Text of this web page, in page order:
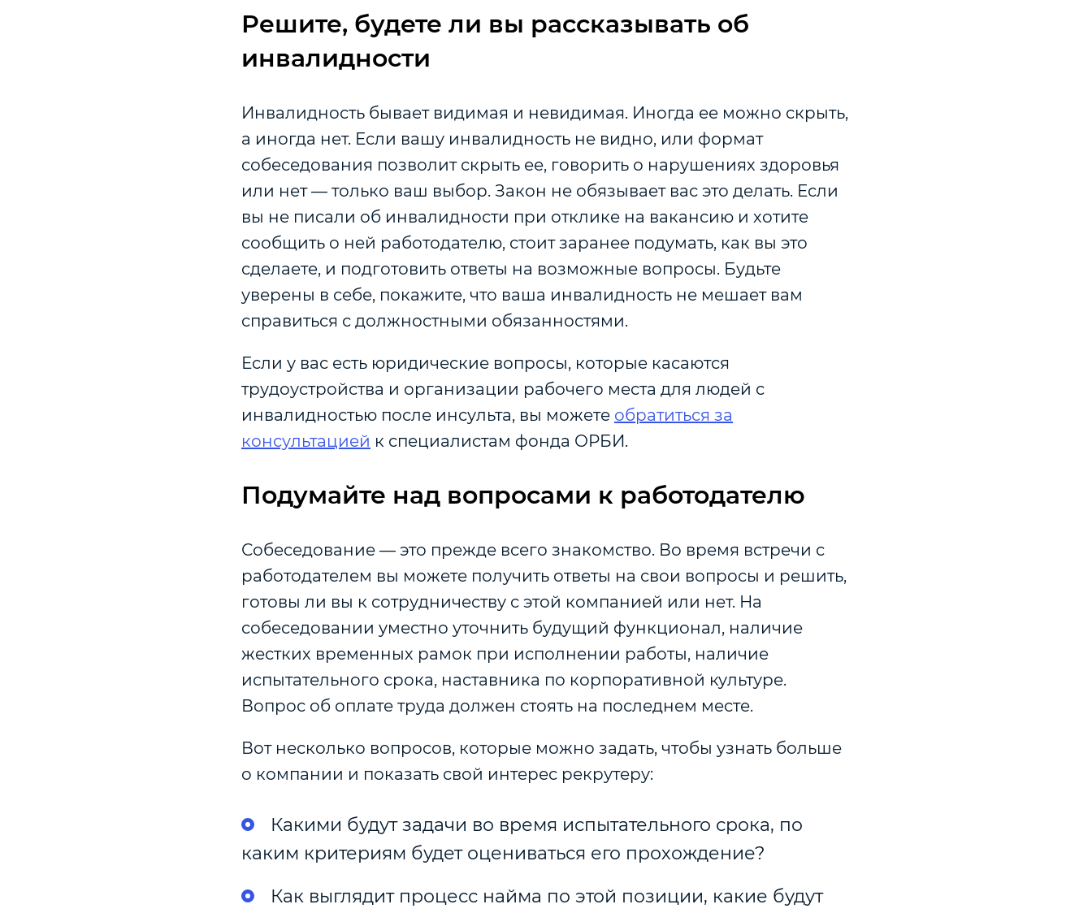
Решите, будете ли вы рассказывать об
инвалидности
Инвалидность бывает видимая и невидимая. Иногда ее можно скрыть,
а иногда нет. Если вашу инвалидность не видно, или формат
собеседования позволит скрыть ее, говорить о нарушениях здоровья
или нет — только ваш выбор. Закон не обязывает вас это делать. Если
вы не писали об инвалидности при отклике на вакансию и хотите
сообщить о ней работодателю, стоит заранее подумать, как вы это
сделаете, и подготовить ответы на возможные вопросы. Будьте
уверены в себе, покажите, что ваша инвалидность не мешает вам
справиться с должностными обязанностями.
Если у вас есть юридические вопросы, которые касаются
трудоустройства и организации рабочего места для людей с
инвалидностью после инсульта, вы можете обратиться за
консультацией к специалистам фонда ОРБИ.
Подумайте над вопросами к работодателю
Собеседование — это прежде всего знакомство. Во время встречи с
работодателем вы можете получить ответы на свои вопросы и решить,
готовы ли вы к сотрудничеству с этой компанией или нет. На
собеседовании уместно уточнить будущий функционал, наличие
жестких временных рамок при исполнении работы, наличие
испытательного срока, наставника по корпоративной культуре.
Вопрос об оплате труда должен стоять на последнем месте.
Вот несколько вопросов, которые можно задать, чтобы узнать больше
о компании и показать свой интерес рекрутеру:
Какими будут задачи во время испытательного срока, по
каким критериям будет оцениваться его прохождение?
Как выглядит процесс найма по этой позиции, какие будут